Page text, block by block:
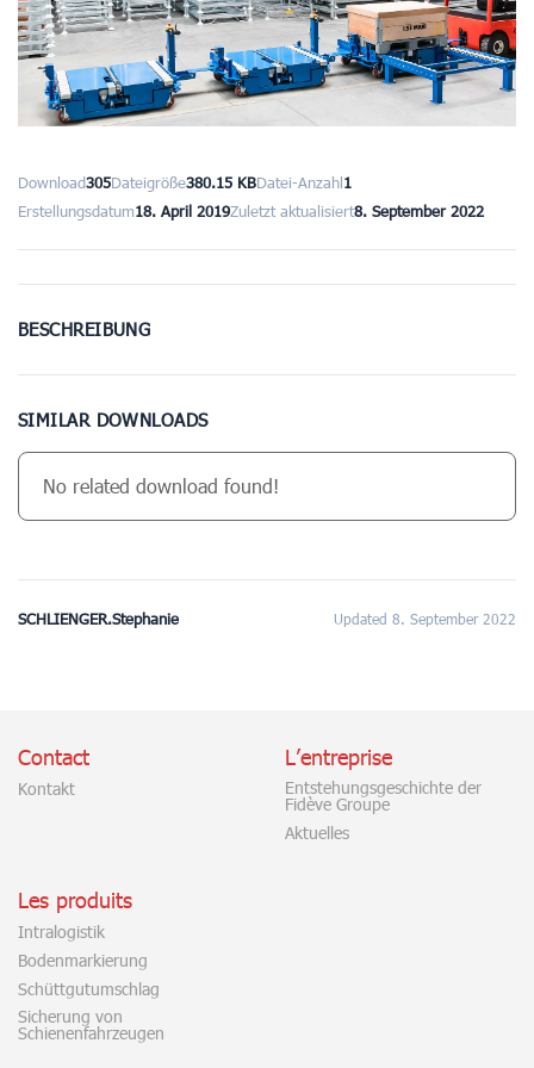
Download305Dateigröße380.15 KBDatei-Anzahl1
Erstellungsdatum18. April 2019Zuletzt aktualisiert8. September 2022
BESCHREIBUNG
SIMILAR DOWNLOADS
No related download found!
SCHLIENGER.Stephanie Updated 8. September 2022
Contact
Kontakt
L’entreprise
Entstehungsgeschichte der
Fidève Groupe
Aktuelles
Les produits
Intralogistik
Bodenmarkierung
Schüttgutumschlag
Sicherung von
Schienenfahrzeugen